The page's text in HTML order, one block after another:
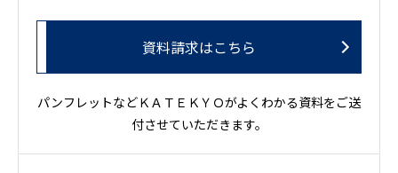
資料請求はこちら
パンフレットなどＫＡＴＥＫＹＯがよくわかる資料をご送
付させていただきます。